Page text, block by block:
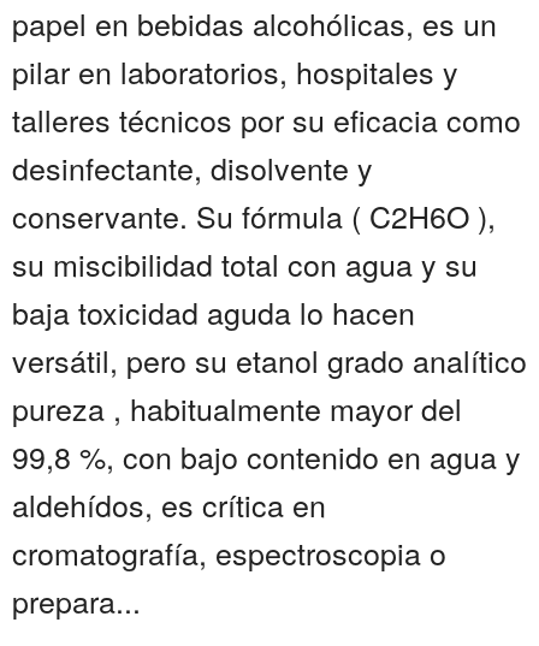
papel en bebidas alcohólicas, es un
pilar en laboratorios, hospitales y
talleres técnicos por su eficacia como
desinfectante, disolvente y
conservante. Su fórmula ( C2H6O ),
su miscibilidad total con agua y su
baja toxicidad aguda lo hacen
versátil, pero su etanol grado analítico
pureza , habitualmente mayor del
99,8 %, con bajo contenido en agua y
aldehídos, es crítica en
cromatografía, espectroscopia o
prepara...